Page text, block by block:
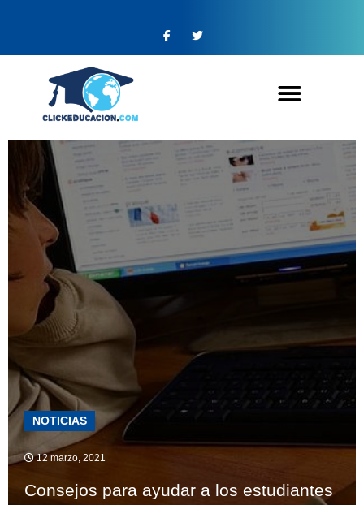
NOTICIAS
12 marzo, 2021
Consejos para ayudar a los estudiantes